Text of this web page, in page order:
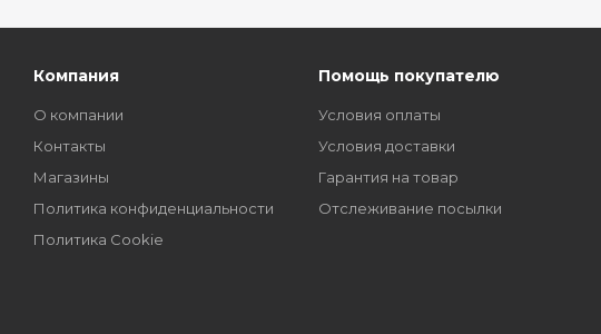
Компания
О компании
Контакты
Магазины
Политика конфиденциальности
Политика Cookie
Помощь покупателю
Условия оплаты
Условия доставки
Гарантия на товар
Отслеживание посылки